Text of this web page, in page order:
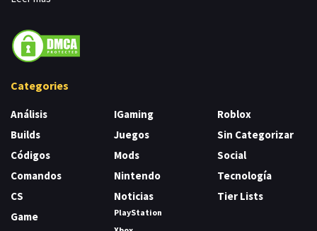
Categories
Análisis
Builds
Códigos
Comandos
CS
Game
IGaming
Juegos
Mods
Nintendo
Noticias
PlayStation
Roblox
Sin Categorizar
Social
Tecnología
Tier Lists